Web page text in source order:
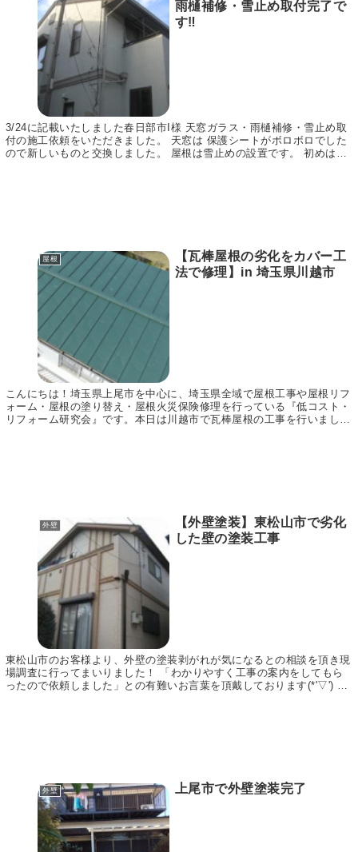
雨樋補修・雪止め取付完了で
す‼
3/24に記載いたしました春日部市I様 天窓ガラス・雨樋補修・雪止め取
付の施工依頼をいただきました。 天窓は 保護シートがボロボロでした
ので新しいものと交換しました。 屋根は雪止めの設置です。 初めはつ
屋根
【瓦棒屋根の劣化をカバー工
法で修理】in 埼玉県川越市
こんにちは！埼玉県上尾市を中心に、埼玉県全域で屋根工事や屋根リフ
ォーム・屋根の塗り替え・屋根火災保険修理を行っている『低コスト・
リフォーム研究会』です。本日は川越市で瓦棒屋根の工事を行いました
外壁
【外壁塗装】東松山市で劣化
した壁の塗装工事
東松山市のお客様より、外壁の塗装剥がれが気になるとの相談を頂き現
場調査に行ってまいりました！ 「わかりやすく工事の案内をしてもら
ったので依頼しました」との有難いお言葉を頂戴しております(*'▽') 今
外壁 上尾市で外壁塗装完了